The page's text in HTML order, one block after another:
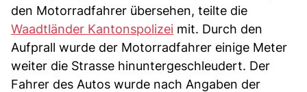
den Motorradfahrer übersehen, teilte die
Waadtländer Kantonspolizei mit. Durch den
Aufprall wurde der Motorradfahrer einige Meter
weiter die Strasse hinuntergeschleudert. Der
Fahrer des Autos wurde nach Angaben der